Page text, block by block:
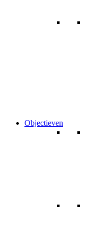
Objectieven